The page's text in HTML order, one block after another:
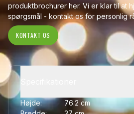
produktbrochurer her. Vi er klar til at
spørgsmål - kontakt os for personlig
KONTAKT OS
Højde:
76.2 cm